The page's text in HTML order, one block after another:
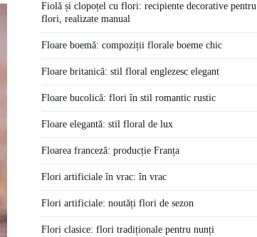
Fiolă și clopoțel cu flori: recipiente decorative pentru
flori, realizate manual
Floare boemă: compoziții florale boeme chic
Floare britanică: stil floral englezesc elegant
Floare bucolică: flori în stil romantic rustic
Floare elegantă: stil floral de lux
Floarea franceză: producție Franța
Flori artificiale în vrac: în vrac
Flori artificiale: noutăți flori de sezon
Flori clasice: flori tradiționale pentru nunți